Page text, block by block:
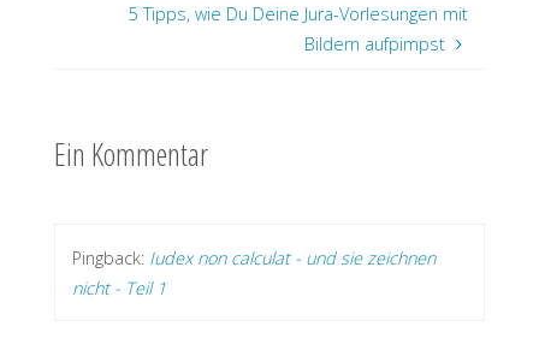
5 Tipps, wie Du Deine Jura-Vorlesungen mit
Bildern aufpimpst
Ein Kommentar
Pingback: Iudex non calculat - und sie zeichnen
nicht - Teil 1